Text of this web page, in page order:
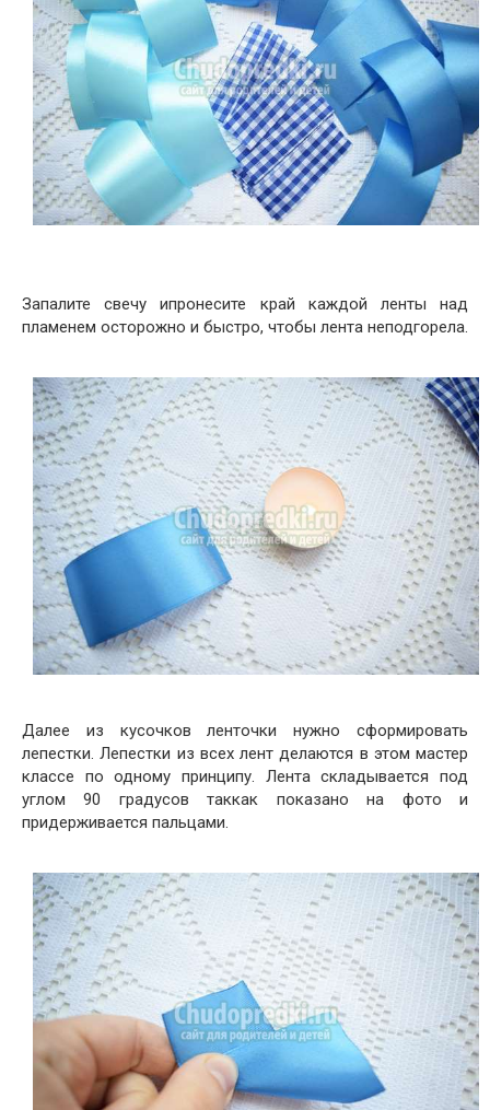
Запалите свечу ипронесите край каждой ленты над
пламенем осторожно и быстро, чтобы лента неподгорела.
Далее из кусочков ленточки нужно сформировать
лепестки. Лепестки из всех лент делаются в этом мастер
классе по одному принципу. Лента складывается под
углом 90 градусов таккак показано на фото и
придерживается пальцами.